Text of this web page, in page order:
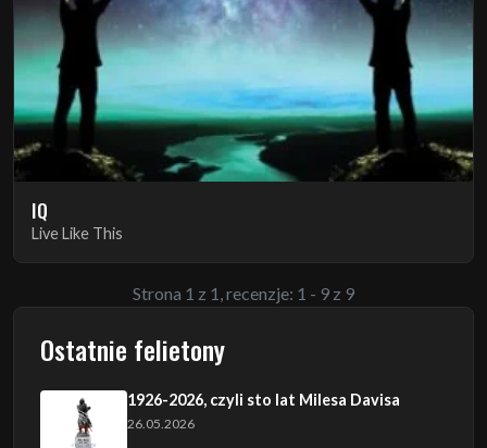
IQ
Live Like This
Strona 1 z 1, recenzje: 1 - 9 z 9
Ostatnie felietony
1926-2026, czyli sto lat Milesa Davisa
26.05.2026